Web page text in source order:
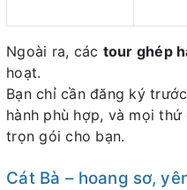
Ngoài ra, các tour ghép
hoạt.
Bạn chỉ cần đăng ký
hành phù hợp, và mọi
trọn gói cho bạn.
Cát Bà – hoang sơ,